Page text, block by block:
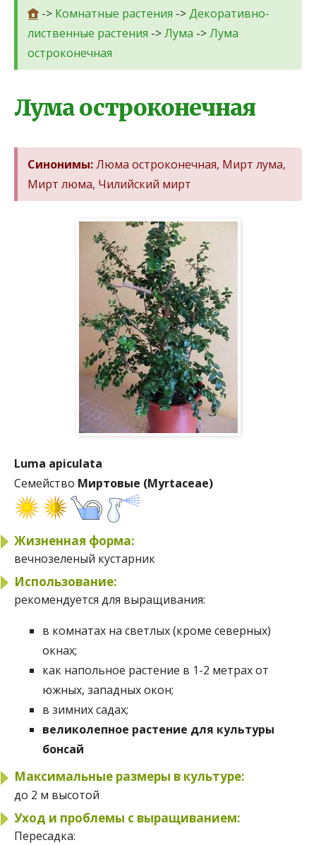
-> Комнатные растения ->Декоративно-
лиственные растения ->Лума ->Лума
остроконечная
Лума остроконечная
Синонимы:Люма остроконечная, Мирт лума,
Мирт люма, Чилийский мирт
Luma apiculata
Семейство Миртовые (Myrtaceae)
Жизненная форма:
вечнозеленый кустарник
Использование:
рекомендуется для выращивания:
в комнатах на светлых (кроме северных)
окнах;
как напольное растение в 1-2 метрах от
южных, западных окон;
в зимних садах;
великолепное растение для культуры
бонсай
Максимальные размеры в культуре:
до 2 м высотой
Уход и проблемы с выращиванием:
Пересадка: